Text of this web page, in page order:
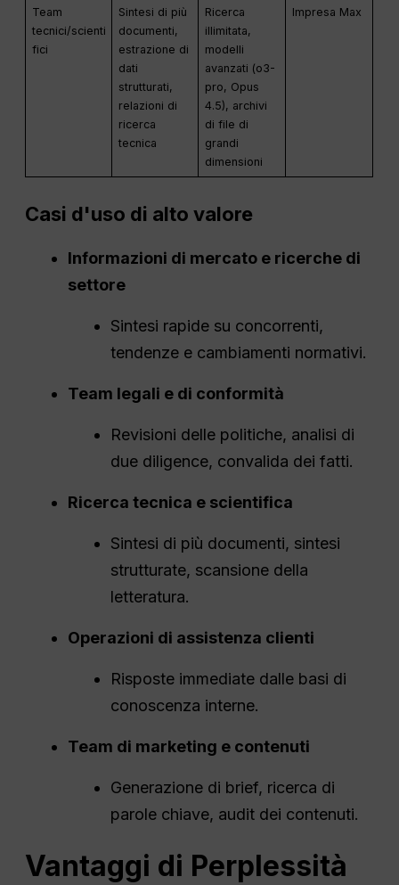
Team
tecnici/scienti
fici
Sintesi di più
documenti,
estrazione di
dati
strutturati,
relazioni di
ricerca
tecnica
Ricerca
illimitata,
modelli
avanzati (o3-
pro, Opus
4.5), archivi
di file di
grandi
dimensioni
Impresa Max
Casi d'uso di alto valore
Informazioni di mercato e ricerche di
settore
Sintesi rapide su concorrenti,
tendenze e cambiamenti normativi.
Team legali e di conformità
Revisioni delle politiche, analisi di
due diligence, convalida dei fatti.
Ricerca tecnica e scientifica
Sintesi di più documenti, sintesi
strutturate, scansione della
letteratura.
Operazioni di assistenza clienti
Risposte immediate dalle basi di
conoscenza interne.
Team di marketing e contenuti
Generazione di brief, ricerca di
parole chiave, audit dei contenuti.
Vantaggi di Perplessità